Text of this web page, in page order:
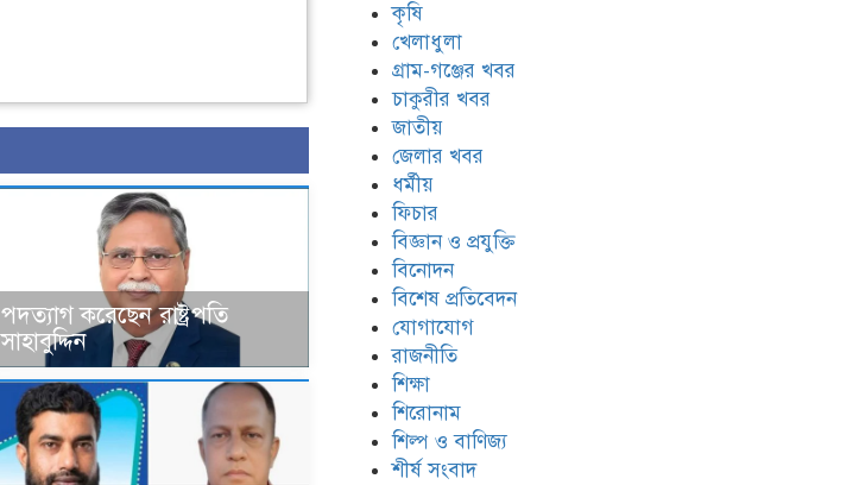
পদত্যাগ করেছেন রাষ্ট্রপতি
সাহাবুদ্দিন
কৃষি
খেলাধুলা
গ্রাম-গঞ্জের খবর
চাকুরীর খবর
জাতীয়
জেলার খবর
ধর্মীয়
ফিচার
বিজ্ঞান ও প্রযুক্তি
বিনোদন
বিশেষ প্রতিবেদন
যোগাযোগ
রাজনীতি
শিক্ষা
শিরোনাম
শিল্প ও বাণিজ্য
শীর্ষ সংবাদ